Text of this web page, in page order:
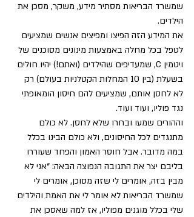
שמשרד הבריאות מסתיר מידע, משקר, מסכן את
הילדים.
את המידע הזה הפיצו ומפיצים אנשים שמציעים
לטפל בכל מחלה באמצעות מינונים מסוכנים של
ויטמין C, שמעדיפים שהילדים (ואתם!) יהיו חולים
בשעלת (בין 10 המחלות הקטלניות בעולם) רק
לא לחסן אותם, שמציעים להם חיסון הומאופתי
נגד פוליו, ועוד ועוד.
וההורים שמעו ובחרו שלא לחסן. לא כולם
מתנגדים לכל החיסונים, ולא כולם הבינו בכלל
במה מדובר. אבל חוסר האמון והפחד שעוררו
בליבם יצר את התגובה הנפוצה הבאה: “אני לא
מבין בזה, אומרים לי שזה מסוכן, אומרים לי
שמשרד הבריאות לא אומר לי את האמת והילדים
שלי בכלל מוגנים מפוליו, אז למה שאסכן את